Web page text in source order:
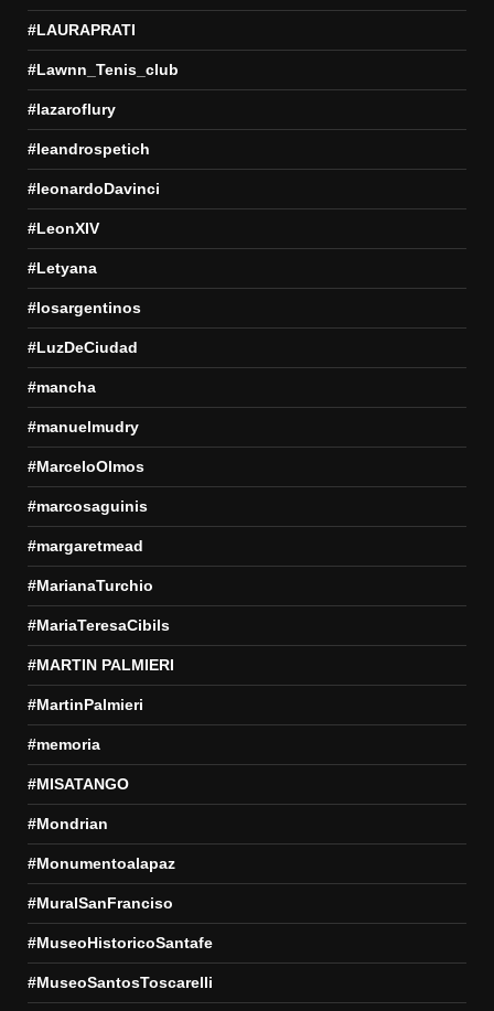
#LAURAPRATI
#Lawnn_Tenis_club
#lazaroflury
#leandrospetich
#leonardoDavinci
#LeonXIV
#Letyana
#losargentinos
#LuzDeCiudad
#mancha
#manuelmudry
#MarceloOlmos
#marcosaguinis
#margaretmead
#MarianaTurchio
#MariaTeresaCibils
#MARTIN PALMIERI
#MartinPalmieri
#memoria
#MISATANGO
#Mondrian
#Monumentoalapaz
#MuralSanFranciso
#MuseoHistoricoSantafe
#MuseoSantosToscarelli